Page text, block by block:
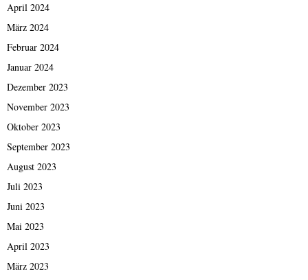
April 2024
März 2024
Februar 2024
Januar 2024
Dezember 2023
November 2023
Oktober 2023
September 2023
August 2023
Juli 2023
Juni 2023
Mai 2023
April 2023
März 2023